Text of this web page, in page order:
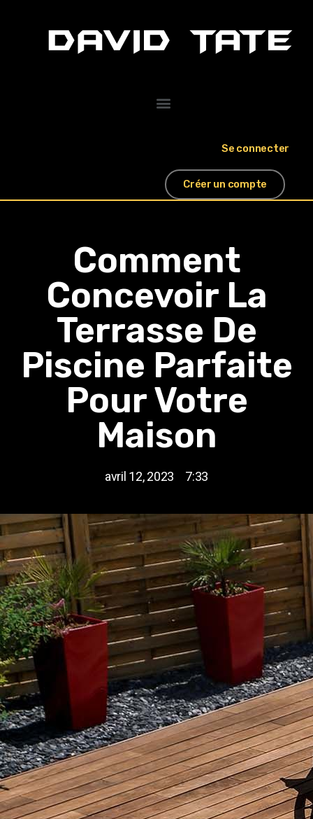
Se connecter
Créer un compte
Comment
Concevoir La
Terrasse De
Piscine Parfaite
Pour Votre
Maison
avril 12, 2023 7:33